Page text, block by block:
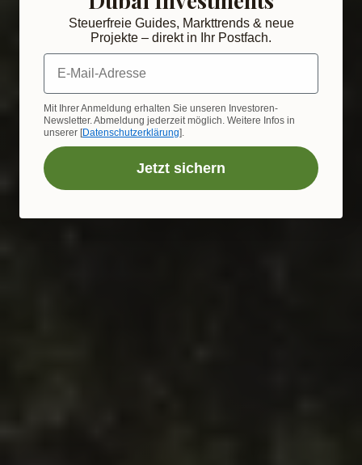
Steuerfreie Guides, Markttrends & neue
Projekte – direkt in Ihr Postfach.
E-Mail-Adresse
Mit Ihrer Anmeldung erhalten Sie unseren Investoren-
Newsletter. Abmeldung jederzeit möglich. Weitere Infos in
unserer [Datenschutzerklärung].
Jetzt sichern